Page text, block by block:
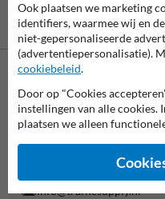
Neem contact met ons op
Wij zijn op werkdagen (van
7920070.
Vragen? Stuur een e-mail
formulier in en we reageren
info@trafficsupply.nl
Ook plaatsen we marketing
identifiers, waarmee wij en
niet-gepersonaliseerde
(advertentiepersonalisatie).
cookiebeleid.
Door op "Cookies
instellingen van alle cookies.
plaatsen we alleen